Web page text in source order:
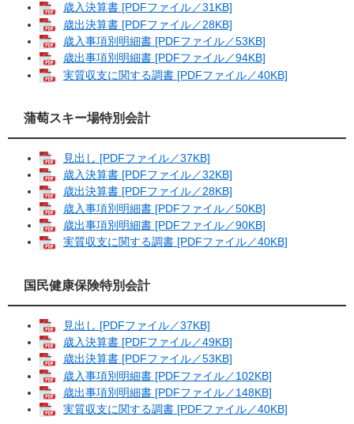
歳入決算書 [PDFファイル／31KB]
歳出決算書 [PDFファイル／28KB]
歳入事項別明細書 [PDFファイル／53KB]
歳出事項別明細書 [PDFファイル／94KB]
実質収支に関する調書 [PDFファイル／40KB]
蒲萄スキー場特別会計
見出し [PDFファイル／37KB]
歳入決算書 [PDFファイル／32KB]
歳出決算書 [PDFファイル／28KB]
歳入事項別明細書 [PDFファイル／50KB]
歳出事項別明細書 [PDFファイル／90KB]
実質収支に関する調書 [PDFファイル／40KB]
国民健康保険特別会計
見出し [PDFファイル／37KB]
歳入決算書 [PDFファイル／49KB]
歳出決算書 [PDFファイル／53KB]
歳入事項別明細書 [PDFファイル／102KB]
歳出事項別明細書 [PDFファイル／148KB]
実質収支に関する調書 [PDFファイル／40KB]